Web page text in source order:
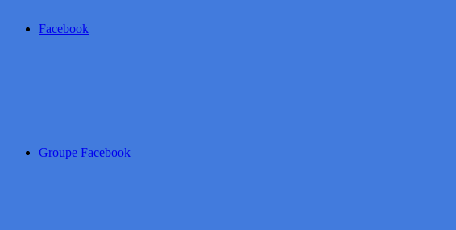
Facebook
Groupe Facebook